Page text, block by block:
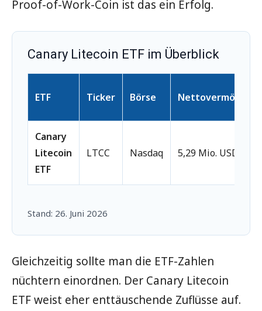
Proof-of-Work-Coin ist das ein Erfolg.
Canary Litecoin ETF im Überblick
ETF Ticker Börse Nettovermögen
Canary
Litecoin
ETF
LTCC Nasdaq 5,29 Mio. USD
Stand: 26. Juni 2026
Gleichzeitig sollte man die ETF-Zahlen
nüchtern einordnen. Der Canary Litecoin
ETF weist eher enttäuschende Zuflüsse auf.